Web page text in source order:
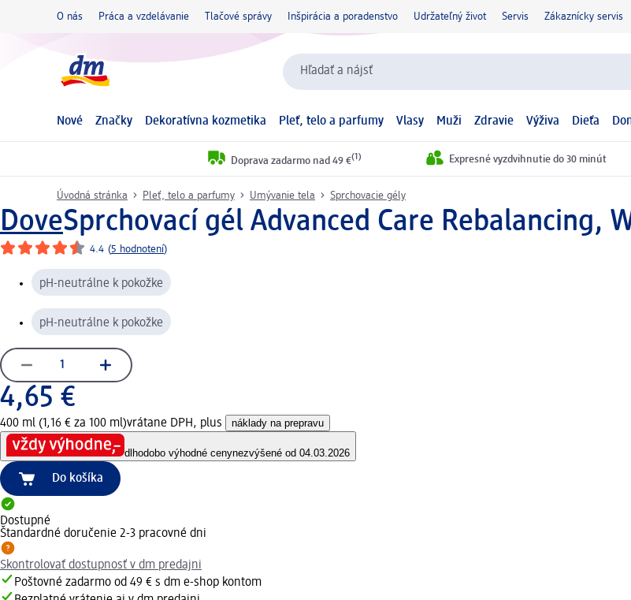
O nás Práca a vzdelávanie Tlačové správy Inšpirácia a poradenstvo Udržateľný život Servis Zákaznícky servis
Hľadať a nájsť
Nové Značky Dekoratívna kozmetika Pleť, telo a parfumy Vlasy Muži Zdravie Výživa Dieťa
Doprava zadarmo nad 49 €(1) Expresné vyzdvihnutie do 30 minút
Úvodná stránka Pleť, telo a parfumy Umývanie tela Sprchovacie gély
DoveSprchovací gél Advanced Care Rebalancing,
4.4 (5 hodnotení)
pH-neutrálne k pokožke
pH-neutrálne k pokožke
4,65 €
400 ml (1,16 € za 100 ml)vrátane DPH, plus náklady na prepravu
dlhodobo výhodné cenynezvýšené od 04.03.2026
Do košíka
Dostupné
Štandardné doručenie 2-3 pracovné dni
Skontrolovať dostupnosť v dm predajni
Poštovné zadarmo od 49 € s dm e-shop kontom